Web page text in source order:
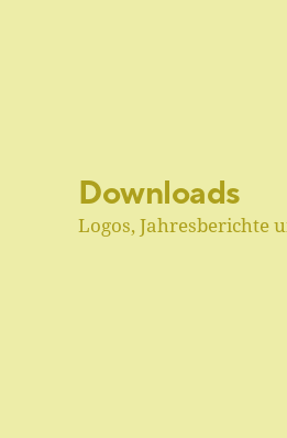
Downloads
Logos, Jahresberichte